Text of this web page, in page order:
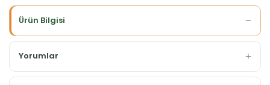
Ürün Bilgisi
Yorumlar